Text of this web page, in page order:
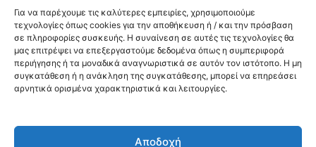
Για να παρέχουμε τις καλύτερες εμπειρίες, χρησιμοποιούμε
τεχνολογίες όπως cookies για την αποθήκευση ή / και την πρόσβαση
σε πληροφορίες συσκευής. Η συναίνεση σε αυτές τις τεχνολογίες θα
μας επιτρέψει να επεξεργαστούμε δεδομένα όπως η συμπεριφορά
περιήγησης ή τα μοναδικά αναγνωριστικά σε αυτόν τον ιστότοπο. Η μη
συγκατάθεση ή η ανάκληση της συγκατάθεσης, μπορεί να επηρεάσει
αρνητικά ορισμένα χαρακτηριστικά και λειτουργίες.
Αποδοχή
Σεμινάρια - Συνέδρια